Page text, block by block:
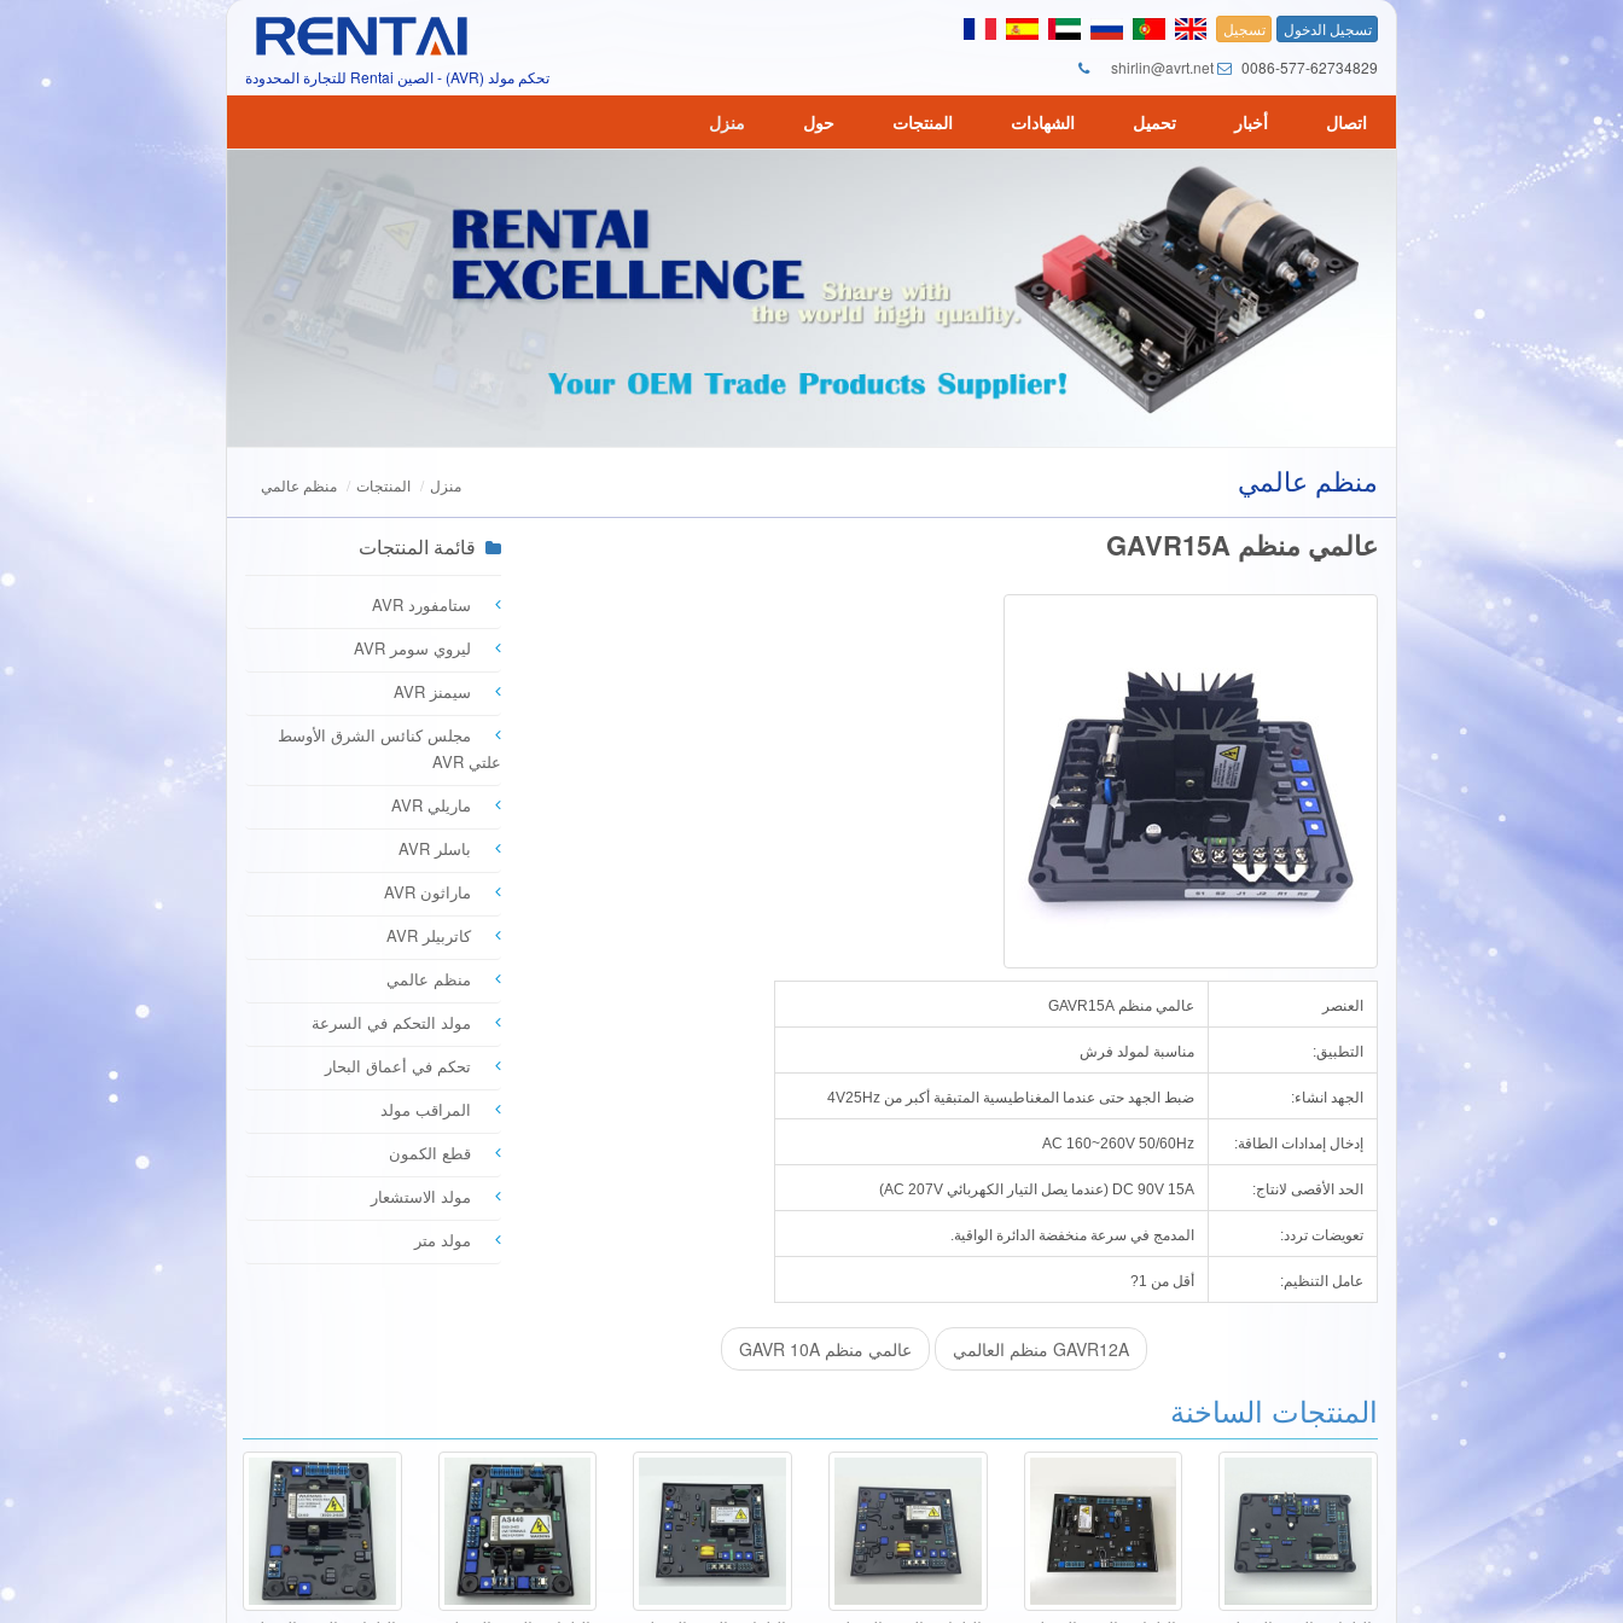
تحكم مولد (AVR) - الصين Rentai للتجارة المحدودة
تسجيل الدخول
تسجيل
shirlin@avrt.net
0086-577-62734829
منزل حول المنتجات الشهادات تحميل أخبار اتصال
منظم عالمي منزل المنتجات منظم عالمي
قائمة المنتجات
ستامفورد AVR
ليروي سومر AVR
سيمنز AVR
مجلس كنائس الشرق الأوسط
علتي AVR
ماريلي AVR
باسلر AVR
ماراثون AVR
كاتربيلر AVR
منظم عالمي
مولد التحكم في السرعة
تحكم في أعماق البحار
المراقب مولد
قطع الكمون
مولد الاستشعار
مولد متر
عالمي منظم GAVR15A
العنصر عالمي منظم GAVR15A
التطبيق: مناسبة لمولد فرش
الجهد انشاء: ضبط الجهد حتى عندما المغناطيسية المتبقية أكبر من 4V25Hz
إدخال إمدادات الطاقة:
الحد الأقصى لانتاج:
تعويضات تردد: المدمج في سرعة منخفضة الدائرة الواقية.
عامل التنظيم: أقل من 1?
GAVR12A منظم العالمي عالمي منظم GAVR 10A
المنتجات الساخنة